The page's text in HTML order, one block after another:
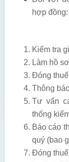
hợp đồng:
Kiểm tra
Làm hồ
Đóng
Thông
Tư vấn
thống
Báo cáo
quý (bao
Đóng